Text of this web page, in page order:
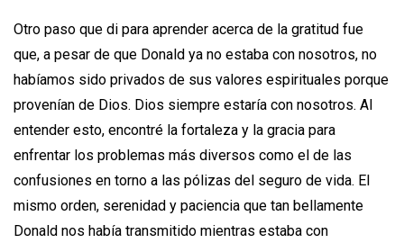
Otro paso que di para aprender acerca de la gratitud fue
que, a pesar de que Donald ya no estaba con nosotros, no
habíamos sido privados de sus valores espirituales porque
provenían de Dios. Dios siempre estaría con nosotros. Al
entender esto, encontré la fortaleza y la gracia para
enfrentar los problemas más diversos como el de las
confusiones en torno a las pólizas del seguro de vida. El
mismo orden, serenidad y paciencia que tan bellamente
Donald nos había transmitido mientras estaba con